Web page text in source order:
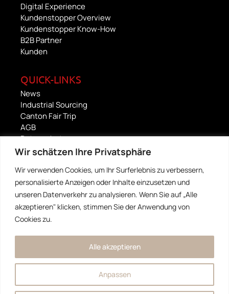
Wir schätzen Ihre Privatsphäre
Wir verwenden Cookies, um Ihr Surferlebnis zu verbessern,
personalisierte Anzeigen oder Inhalte einzusetzen und
unseren Datenverkehr zu analysieren. Wenn Sie auf „Alle
akzeptieren" klicken, stimmen Sie der Anwendung von
Cookies zu.
Anpassen
Alle akzeptieren
Digital Experience
Kundenstopper Overview
Kundenstopper Know-How
B2B Partner
Kunden
QUICK-LINKS
News
Industrial Sourcing
Canton Fair Trip
AGB
Datenschutz
Impressum
FOOD CULTURE
China Foods Alliance
Strada Fooda
Artegusto